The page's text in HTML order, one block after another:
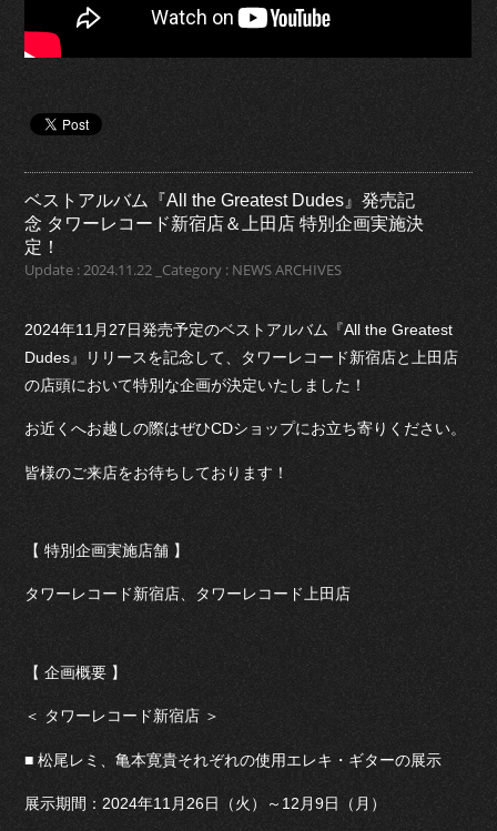
ベストアルバム『All the Greatest Dudes』発売記
念 タワーレコード新宿店＆上田店 特別企画実施決
定！
Update : 2024.11.22 _Category : NEWS ARCHIVES
2024年11月27日発売予定のベストアルバム『All the Greatest
Dudes』リリースを記念して、タワーレコード新宿店と上田店
の店頭において特別な企画が決定いたしました！
お近くへお越しの際はぜひCDショップにお立ち寄りください。
皆様のご来店をお待ちしております！
【 特別企画実施店舗 】
タワーレコード新宿店、タワーレコード上田店
【 企画概要 】
＜ タワーレコード新宿店 ＞
■ 松尾レミ、亀本寛貴それぞれの使用エレキ・ギターの展示
展示期間：2024年11月26日（火）～12月9日（月）